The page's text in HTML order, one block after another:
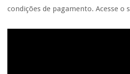
condições de pagamento. Acesse o